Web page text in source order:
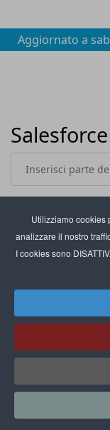
Utilizziamo cookies
analizzare il nostro
I cookies sono
Aggiornato a
Salesforce
Inserisci parte del
Titolo
Salesforce
Horsa rafforza
experience
Zebra e
per store più
Leone 1857